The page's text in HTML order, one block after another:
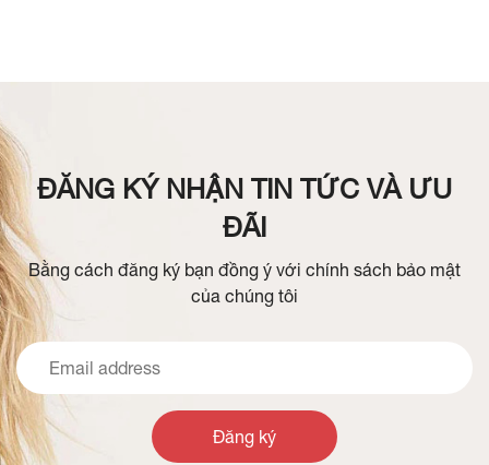
ĐĂNG KÝ NHẬN TIN TỨC VÀ ƯU
ĐÃI
Bằng cách đăng ký bạn đồng ý với chính sách bảo mật
của chúng tôi
Đăng ký